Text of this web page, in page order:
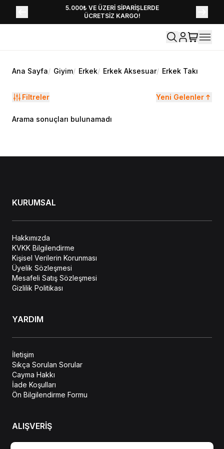
5.000₺ VE ÜZERİ SİPARİŞLERDE
ÜCRETSİZ KARGO!
YENİ SEZON KOLEKSİYONU EKLENDİ,
HEMEN KEŞFET!
Ana Sayfa/ Giyim/ Erkek/ Erkek Aksesuar/ Erkek Takı
Filtreler Yeni Gelenler
Arama sonuçları bulunamadı
KURUMSAL
Hakkımızda
KVKK Bilgilendirme
Kişisel Verilerin Korunması
Üyelik Sözleşmesi
Mesafeli Satış Sözleşmesi
Gizlilik Politikası
YARDIM
İletişim
Sıkça Sorulan Sorular
Cayma Hakkı
İade Koşulları
Ön Bilgilendirme Formu
ALIŞVERİŞ